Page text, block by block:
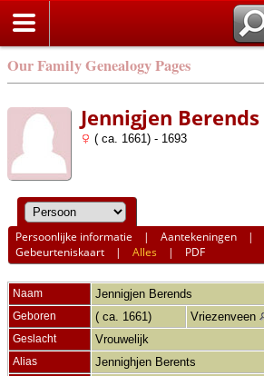
Our Family Genealogy Pages
Jennigjen Berends
( ca. 1661) - 1693
Persoonlijke informatie |Aantekeningen |
Gebeurteniskaart |Alles | PDF
Naam Jennigjen Berends
Geboren ( ca. 1661) Vriezenveen
Geslacht Vrouwelijk
Alias Jennighjen Berents